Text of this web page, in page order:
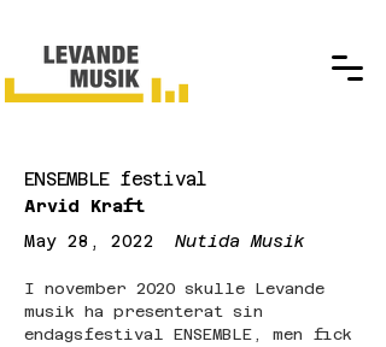
ENSEMBLE festival
Arvid Kraft
May 28, 2022
Nutida Musik
I november 2020 skulle Levande
musik ha presenterat sin
endagsfestival ENSEMBLE, men fick